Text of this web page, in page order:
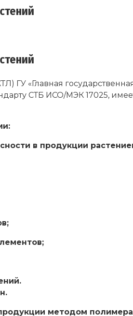
ГУ «Главная
СТБ ИСО/МЭК 17025,
в продукции
методом